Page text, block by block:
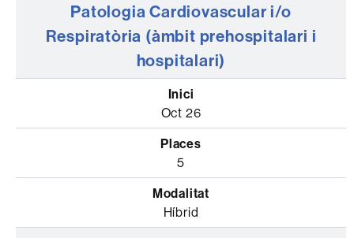
Patologia Cardiovascular i/o
Respiratòria (àmbit prehospitalari i
hospitalari)
Oct 26
5
Híbrid